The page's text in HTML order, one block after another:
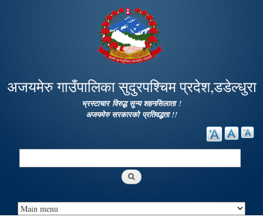
main
content
अजयमेरु गाउँपालिका सुदुरपश्चिम प्रदेश,डडेल्धुरा
भ्रस्टाचार विरुद्ध सुन्य शहनसिलाता !
अजयमेरु सरकारको प्रतिवद्धता !!
Search